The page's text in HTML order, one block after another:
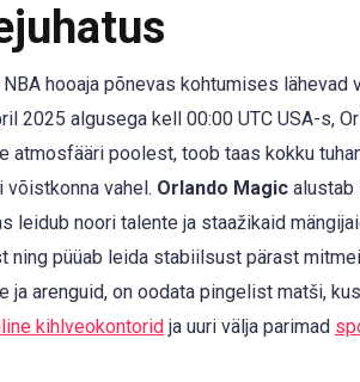
hooaja põnevas kohtumises lähevad
2025 algusega kell 00:00 UTC USA-s,
atmosfääri poolest, toob taas kokku
võistkonna vahel. Orlando Magic alustab
leidub noori talente ja staažikaid
ning püüab leida stabiilsust pärast
ja arenguid, on oodata pingelist matši,
kihlveokontorid ja uuri välja parimad